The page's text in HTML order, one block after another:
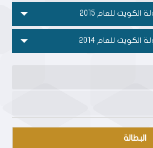
للعام 2015
للعام 2014
البطالة